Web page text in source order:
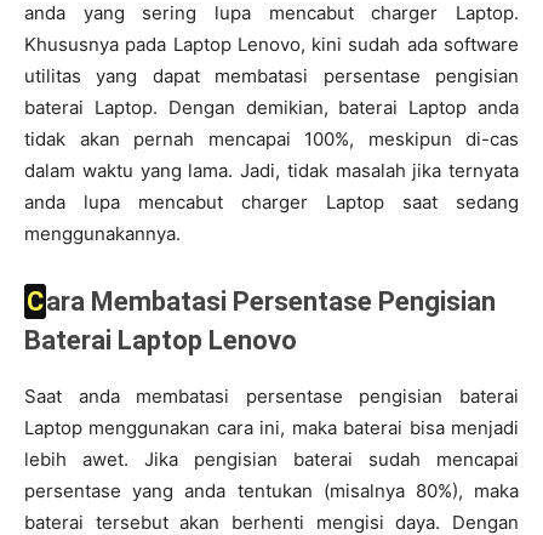
anda yang sering lupa mencabut charger Laptop.
Khususnya pada Laptop Lenovo, kini sudah ada software
utilitas yang dapat membatasi persentase pengisian
baterai Laptop. Dengan demikian, baterai Laptop anda
tidak akan pernah mencapai 100%, meskipun di-cas
dalam waktu yang lama. Jadi, tidak masalah jika ternyata
anda lupa mencabut charger Laptop saat sedang
menggunakannya.
Cara Membatasi Persentase Pengisian
Baterai Laptop Lenovo
Saat anda membatasi persentase pengisian baterai
Laptop menggunakan cara ini, maka baterai bisa menjadi
lebih awet. Jika pengisian baterai sudah mencapai
persentase yang anda tentukan (misalnya 80%), maka
baterai tersebut akan berhenti mengisi daya. Dengan